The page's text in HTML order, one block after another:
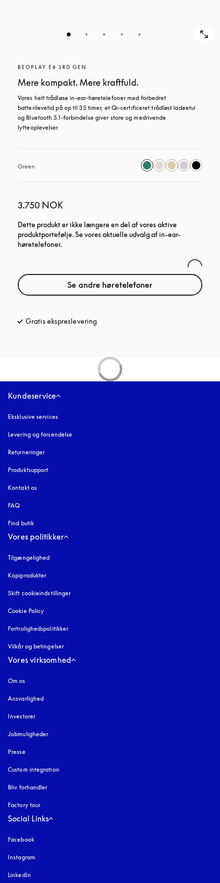
BEOPLAY E8 3RD GEN
Mere kompakt. Mere kraftfuld.
Vores helt trådløse in-ear-høretelefoner med forbedret
batterilevetid på op til 35 timer, et Qi-certificeret trådløst ladeetui
og Bluetooth 5.1-forbindelse giver store og medrivende
lytteoplevelser.
Green
3.750 NOK
Dette produkt er ikke længere en del af vores aktive
produktportefølje. Se vores aktuelle udvalg af in-ear-
høretelefoner.
Se andre høretelefoner
Gratis ekspreslevering
Kundeservice
Eksklusive services
Levering og forsendelse
Returneringer
Produktsupport
Kontakt os
FAQ
Find butik
Vores politikker
Tilgængelighed
Kopiprodukter
Skift cookieindstillinger
Cookie Policy
Fortrolighedspolitikker
Vilkår og betingelser
Vores virksomhed
Om os
Ansvarlighed
Investorer
Jobmuligheder
Presse
Custom integration
Bliv forhandler
Factory tour
Social Links
Facebook
Instagram
LinkedIn